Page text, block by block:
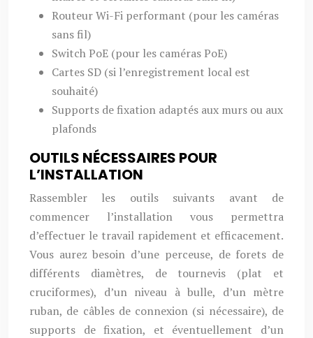
Routeur Wi-Fi performant (pour les caméras
sans fil)
Switch PoE (pour les caméras PoE)
Cartes SD (si l’enregistrement local est
souhaité)
Supports de fixation adaptés aux murs ou aux
plafonds
OUTILS NÉCESSAIRES POUR
L’INSTALLATION
Rassembler les outils suivants avant de
commencer l’installation vous permettra
d’effectuer le travail rapidement et efficacement.
Vous aurez besoin d’une perceuse, de forets de
différents diamètres, de tournevis (plat et
cruciformes), d’un niveau à bulle, d’un mètre
ruban, de câbles de connexion (si nécessaire), de
supports de fixation, et éventuellement d’un